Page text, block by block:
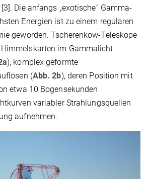
Die anfangs „exotische“ Gamma-
Energien ist zu einem regulären
geworden. Tscherenkow-Teleskope
im Gammalicht
), komplex geformte
(Abb. 2b), deren Position mit
etwa 10 Bogensekunden
variabler Strahlungsquellen
aufnehmen.